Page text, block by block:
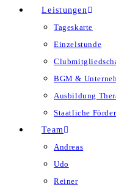
Leistungen
Tageskarte
Einzelstunde
BGM &
Ausbildung
Staatliche
Team
Andreas
Udo
Reiner